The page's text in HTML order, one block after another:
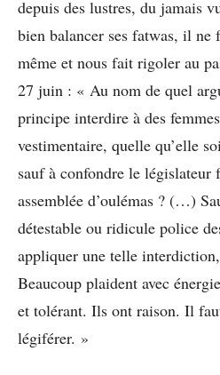
depuis des lustres, du jamais
bien balancer ses fatwas, il ne
même et nous fait rigoler au
27 juin : « Au nom de quel
principe interdire à des
vestimentaire, quelle qu’elle
sauf à confondre le législateur
assemblée d’oulémas ? (…)
détestable ou ridicule police
appliquer une telle
Beaucoup plaident avec
et tolérant. Ils ont raison. Il
légiférer. »